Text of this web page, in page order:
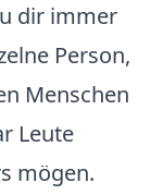
dir immer
Person,
Menschen
Leute
mögen.